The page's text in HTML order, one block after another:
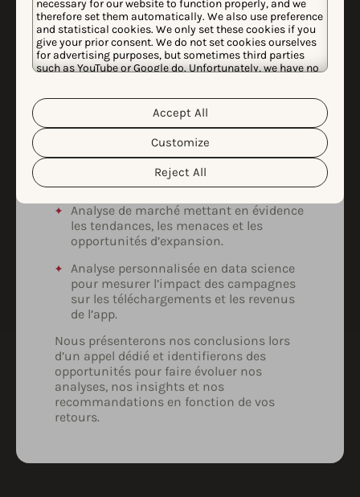
necessary for our website to function properly, and we
therefore set them automatically. We also use preference
and statistical cookies. We only set these cookies if you
give your prior consent. We do not set cookies ourselves
for advertising purposes, but sometimes third parties
such as YouTube or Google do. Unfortunately, we have no
personal data and the different cookies we use, please
read our
Cookie Policy&Privacy Policy
customize your cookie settings and preferences by
clicking the “Customize” button.
Reject All
Customize
Accept All
Analyses personnalisées
Périmètre, méthodologie et outils définis
pour tout projet ASO avancé en fonction
de vos besoins & de votre budget.
ont inclus :
Estimation des installations
cannibalisées par les campagnes Apple
Ads & de l’efficacité des campagnes de
défense de marque.
Analyse de marché mettant en évidence
les tendances, les menaces et les
opportunités d’expansion.
Analyse personnalisée en data science
pour mesurer l’impact des campagnes
sur les téléchargements et les revenus
de l’app.
Nous présenterons nos conclusions lors
d’un appel dédié et identifierons des
opportunités pour faire évoluer nos
analyses, nos insights et nos
recommandations en fonction de vos
retours.